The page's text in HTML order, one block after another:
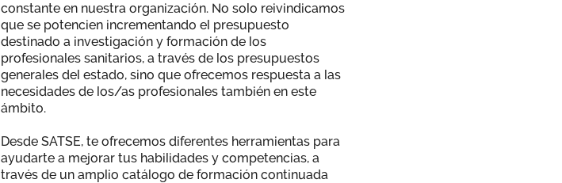
constante en nuestra organización. No solo reivindicamos
que se potencien incrementando el presupuesto
destinado a investigación y formación de los
profesionales sanitarios, a través de los presupuestos
generales del estado, sino que ofrecemos respuesta a las
necesidades de los/as profesionales también en este
ámbito.
Desde SATSE, te ofrecemos diferentes herramientas para
ayudarte a mejorar tus habilidades y competencias, a
través de un amplio catálogo de formación continuada